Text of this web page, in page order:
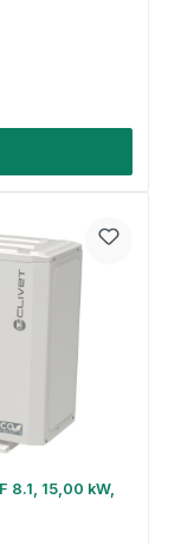
8.1, 15,00 kW,